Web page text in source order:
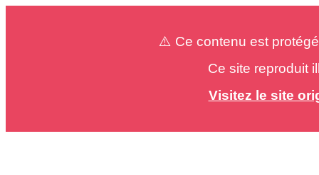
⚠️ Ce contenu est
Ce site reproduit
Visitez le site